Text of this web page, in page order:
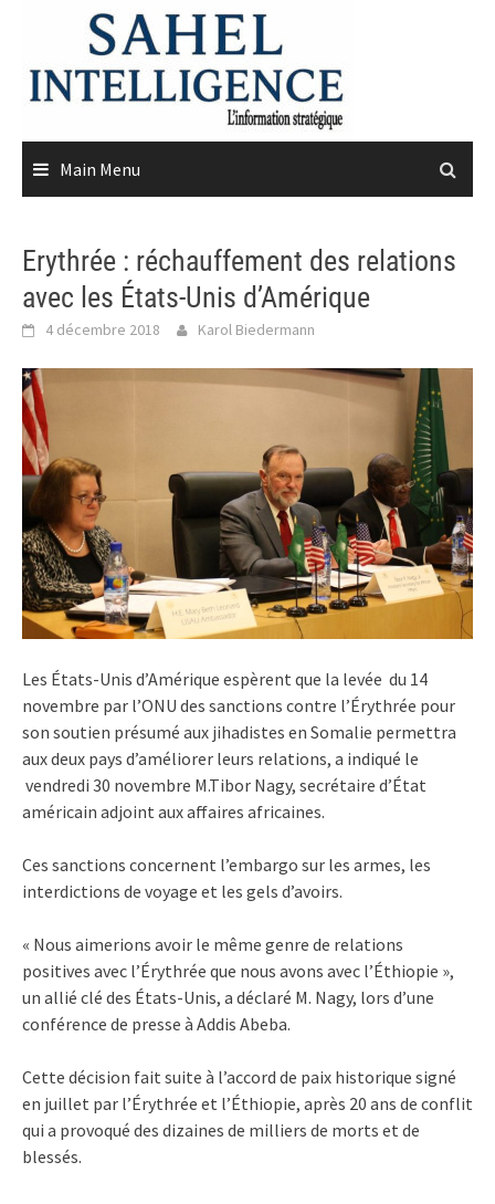
content
Main Menu
Erythrée : réchauffement des relations
avec les États-Unis d’Amérique
4 décembre 2018 Karol Biedermann
Les États-Unis d’Amérique espèrent que la levée du 14
novembre par l’ONU des sanctions contre l’Érythrée pour
son soutien présumé aux jihadistes en Somalie permettra
aux deux pays d’améliorer leurs relations, a indiqué le
vendredi 30 novembre M.Tibor Nagy, secrétaire d’État
américain adjoint aux affaires africaines.
Ces sanctions concernent l’embargo sur les armes, les
interdictions de voyage et les gels d’avoirs.
« Nous aimerions avoir le même genre de relations
positives avec l’Érythrée que nous avons avec l’Éthiopie »,
un allié clé des États-Unis, a déclaré M. Nagy, lors d’une
conférence de presse à Addis Abeba.
Cette décision fait suite à l’accord de paix historique signé
en juillet par l’Érythrée et l’Éthiopie, après 20 ans de conflit
qui a provoqué des dizaines de milliers de morts et de
blessés.